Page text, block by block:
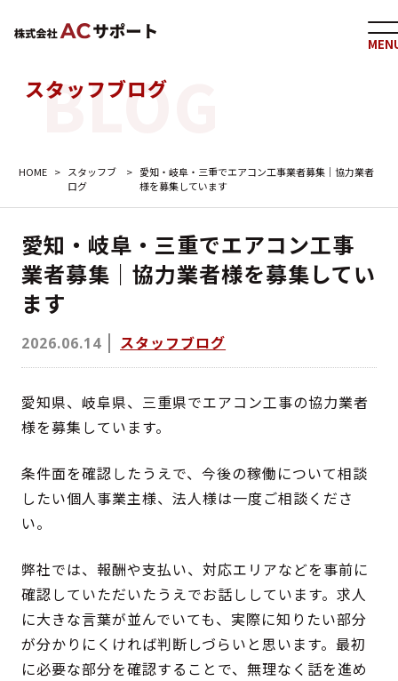
スタッフブログ
HOME > スタッフブ
ログ
> 愛知・岐阜・三重でエアコン工事業者募集｜協力業者
様を募集しています
愛知・岐阜・三重でエアコン工事
業者募集｜協力業者様を募集してい
ます
2026.06.14 スタッフブログ
愛知県、岐阜県、三重県でエアコン工事の協力業者
様を募集しています。
条件面を確認したうえで、今後の稼働について相談
したい個人事業主様、法人様は一度ご相談くださ
い。
弊社では、報酬や支払い、対応エリアなどを事前に
確認していただいたうえでお話ししています。求人
に大きな言葉が並んでいても、実際に知りたい部分
が分かりにくければ判断しづらいと思います。最初
に必要な部分を確認することで、無理なく話を進め